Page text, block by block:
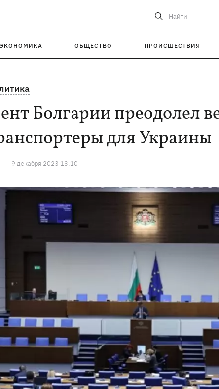
Найти
ЭКОНОМИКА ОБЩЕСТВО ПРОИСШЕСТВИЯ
Болгарии преодолел
для Украины
9 декабря 2023 13:10